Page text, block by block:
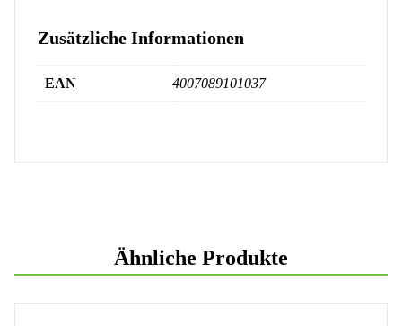
Zusätzliche Informationen
EAN 4007089101037
Ähnliche Produkte